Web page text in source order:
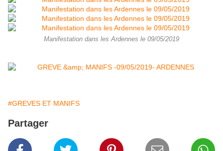
Manifestation dans les Ardennes le 09/05/2019
#GREVES ET MANIFS
Partager